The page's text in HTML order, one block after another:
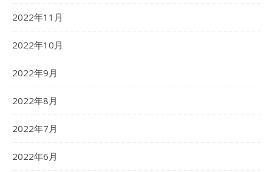
2022年11月
2022年10月
2022年9月
2022年8月
2022年7月
2022年6月